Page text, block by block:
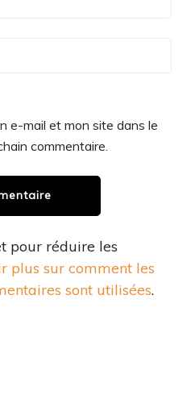
e-mail et mon site dans le
commentaire.
pour réduire les
plus sur comment les
sont utilisées.